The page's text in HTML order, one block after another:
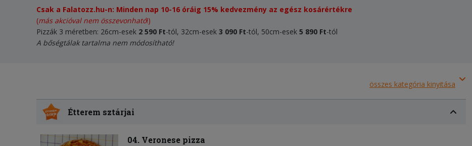
Csak a Falatozz.hu-n: Minden nap 10-16 óráig 15% kedvezmény az egész kosárértékre
(más akcióval nem összevonható!)
Pizzák 3 méretben: 26cm-esek 2 590 Ft-tól, 32cm-esek 3 090 Ft-tól, 50cm-esek 5 890 Ft-tól
A bőségtálak tartalma nem módosítható!
összes kategória kinyitása
Étterem sztárjai
04. Veronese pizza